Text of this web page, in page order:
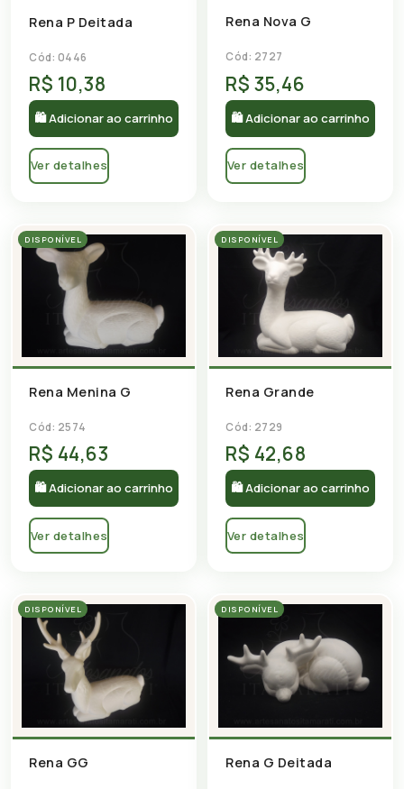
Rena P Deitada
Cód: 0446
R$ 10,38
🛍 Adicionar ao carrinho
Ver detalhes
Rena Nova G
Cód: 2727
R$ 35,46
🛍 Adicionar ao carrinho
Ver detalhes
DISPONÍVEL
Rena Menina G
Cód: 2574
R$ 44,63
🛍 Adicionar ao carrinho
Ver detalhes
DISPONÍVEL
Rena Grande
Cód: 2729
R$ 42,68
🛍 Adicionar ao carrinho
Ver detalhes
DISPONÍVEL
Rena GG
DISPONÍVEL
Rena G Deitada